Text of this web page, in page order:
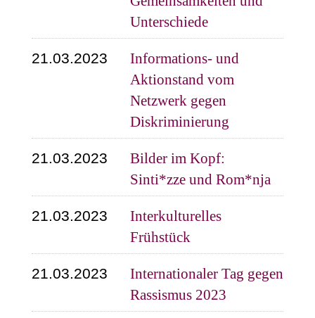
Unterschiede
21.03.2023
Informations- und
Aktionstand vom
Netzwerk gegen
Diskriminierung
21.03.2023
Bilder im Kopf:
Sinti*zze und Rom*nja
21.03.2023
Interkulturelles
Frühstück
21.03.2023
Internationaler Tag gegen
Rassismus 2023